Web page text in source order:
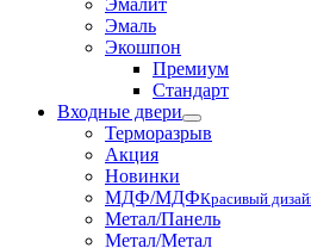
Эмалит
Эмаль
Экошпон
Премиум
Стандарт
Входные двери
Терморазрыв
Акция
Новинки
МДФ/МДФКрасивый
Метал/Панель
Метал/Метал